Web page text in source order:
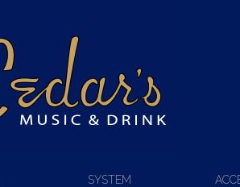
SYSTEM